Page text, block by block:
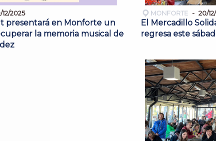
12/2025
presentará en Monforte un
la memoria musical de
MONFORTE 20/
El Mercadillo
regresa este